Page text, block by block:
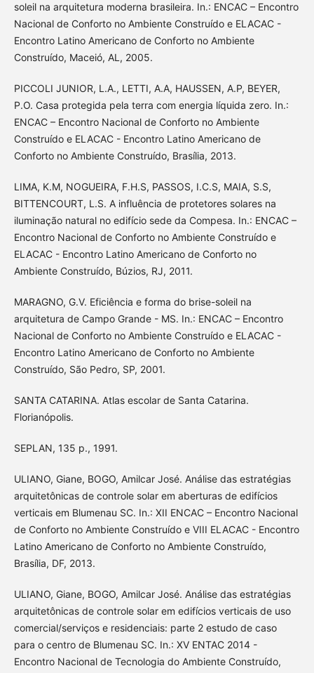
soleil na arquitetura moderna brasileira. In.: ENCAC – Encontro
Nacional de Conforto no Ambiente Construído e ELACAC -
Encontro Latino Americano de Conforto no Ambiente
Construído, Maceió, AL, 2005.
PICCOLI JUNIOR, L.A., LETTI, A.A, HAUSSEN, A.P, BEYER,
P.O. Casa protegida pela terra com energia líquida zero. In.:
ENCAC – Encontro Nacional de Conforto no Ambiente
Construído e ELACAC - Encontro Latino Americano de
Conforto no Ambiente Construído, Brasília, 2013.
LIMA, K.M, NOGUEIRA, F.H.S, PASSOS, I.C.S, MAIA, S.S,
BITTENCOURT, L.S. A influência de protetores solares na
iluminação natural no edifício sede da Compesa. In.: ENCAC –
Encontro Nacional de Conforto no Ambiente Construído e
ELACAC - Encontro Latino Americano de Conforto no
Ambiente Construído, Búzios, RJ, 2011.
MARAGNO, G.V. Eficiência e forma do brise-soleil na
arquitetura de Campo Grande - MS. In.: ENCAC – Encontro
Nacional de Conforto no Ambiente Construído e ELACAC -
Encontro Latino Americano de Conforto no Ambiente
Construído, São Pedro, SP, 2001.
SANTA CATARINA. Atlas escolar de Santa Catarina.
Florianópolis.
SEPLAN, 135 p., 1991.
ULIANO, Giane, BOGO, Amilcar José. Análise das estratégias
arquitetônicas de controle solar em aberturas de edifícios
verticais em Blumenau SC. In.: XII ENCAC – Encontro Nacional
de Conforto no Ambiente Construído e VIII ELACAC - Encontro
Latino Americano de Conforto no Ambiente Construído,
Brasília, DF, 2013.
ULIANO, Giane, BOGO, Amilcar José. Análise das estratégias
arquitetônicas de controle solar em edifícios verticais de uso
comercial/serviços e residenciais: parte 2 estudo de caso
para o centro de Blumenau SC. In.: XV ENTAC 2014 -
Encontro Nacional de Tecnologia do Ambiente Construído,